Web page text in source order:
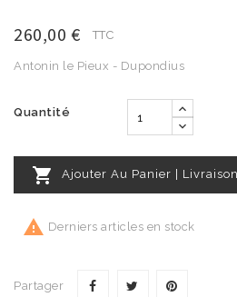
260,00 € TTC
Antonin le Pieux - Dupondius
Quantité
 Ajouter Au Panier |
 Derniers articles en stock
Partager